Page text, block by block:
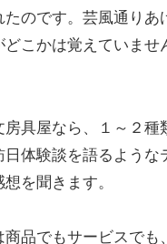
のです。芸風通り
こかは覚えていま
具屋なら、１～２種
体験談を語るよう
を聞きます。
品でもサービスでも